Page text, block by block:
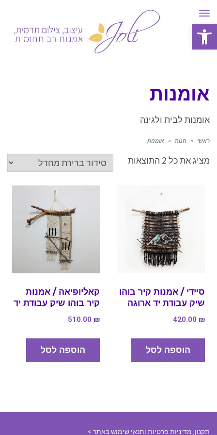
פתח סרגל נגישות
תפריט
אומנות
אומנות לבית ולגינה
ראשי » חנות » אומנות
מציג את כל 2 התוצאות
סיידי / אמנות קיר בוהו
שיק עבודת יד ארוגה
420.00 ₪
הוספה לסל
קאליופיאה / אמנות
קיר בוהו שיק עבודת יד
510.00 ₪
הוספה לסל
תקנון, מדיניות פרטיות ותנאי שימוש באתר >